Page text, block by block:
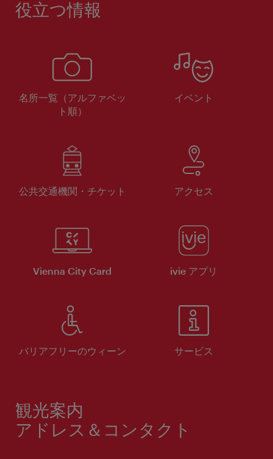
役立つ情報
名所一覧（アルファベッ
ト順）
イベント
公共交通機関・チケット アクセス
Vienna City Card ivie アプリ
バリアフリーのウィーン サービス
観光案内
アドレス＆コンタクト